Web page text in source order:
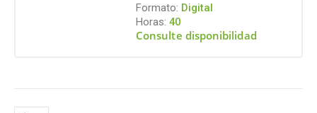
Formato: Digital
Horas: 40
Consulte disponibilidad